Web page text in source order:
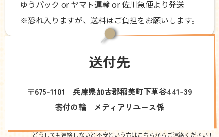
ゆうパック or ヤマト運輸 or 佐川急便より発送
※恐れ入りますが、送料はご負担をお願いします。
送付先
〒675-1101 兵庫県加古郡稲美町下草谷441-39
寄付の輪 メディアリユース係
どうしても連絡しないと不安という方はこちらからご連絡ください！